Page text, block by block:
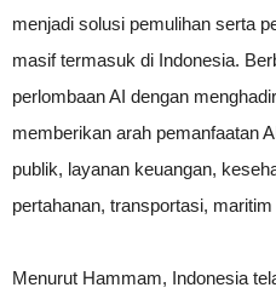
menjadi solusi pemulihan serta
masif termasuk di Indonesia.
perlombaan AI dengan
memberikan arah pemanfaatan
publik, layanan keuangan,
pertahanan, transportasi,
Menurut Hammam, Indonesia